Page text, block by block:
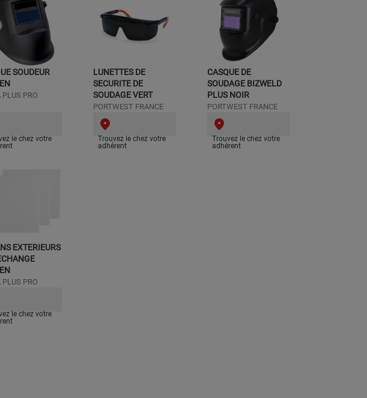
SOUDEUR
PLUS PRO
le chez votre
LUNETTES DE
SECURITE DE
SOUDAGE VERT
PORTWEST FRANCE
Trouvez le chez votre
adhérent
CASQUE DE
SOUDAGE BIZWELD
PLUS NOIR
PORTWEST FRANCE
Trouvez le chez votre
adhérent
EXTERIEURS
PLUS PRO
le chez votre